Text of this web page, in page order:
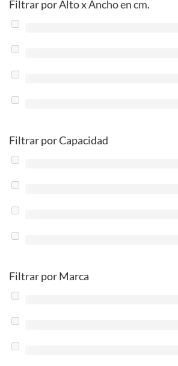
Filtrar por Alto x Ancho en cm.
Filtrar por Capacidad
Filtrar por Marca